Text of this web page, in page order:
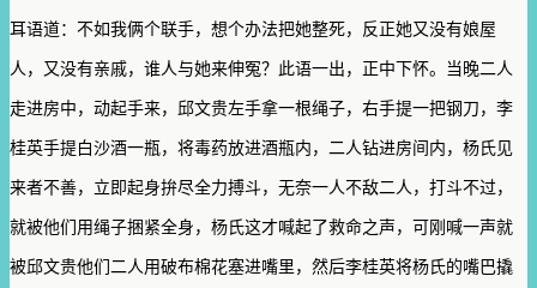
耳语道：不如我俩个联手，想个办法把她整死，反正她又没有娘屋
人，又没有亲戚，谁人与她来伸冤？此语一出，正中下怀。当晚二人
走进房中，动起手来，邱文贵左手拿一根绳子，右手提一把钢刀，李
桂英手提白沙酒一瓶，将毒药放进酒瓶内，二人钻进房间内，杨氏见
来者不善，立即起身拚尽全力搏斗，无奈一人不敌二人，打斗不过，
就被他们用绳子捆紧全身，杨氏这才喊起了救命之声，可刚喊一声就
被邱文贵他们二人用破布棉花塞进嘴里，然后李桂英将杨氏的嘴巴撬